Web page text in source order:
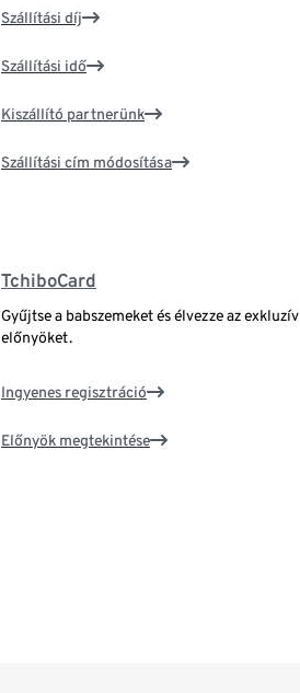
Szállítási díj
Szállítási idő
Kiszállító partnerünk
Szállítási cím módosítása
TchiboCard
Gyűjtse a babszemeket és élvezze az exkluzív
előnyöket.
Ingyenes regisztráció
Előnyök megtekintése